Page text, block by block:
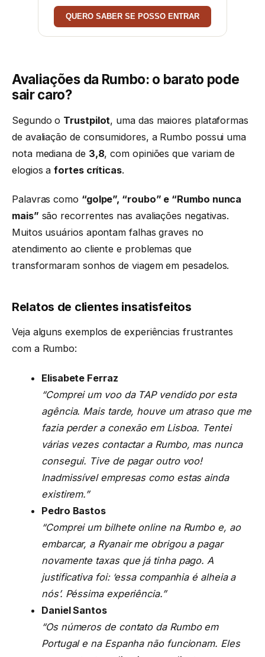
QUERO SABER SE POSSO ENTRAR
Avaliações da Rumbo: o barato pode
sair caro?
Segundo o Trustpilot, uma das maiores plataformas
de avaliação de consumidores, a Rumbo possui uma
nota mediana de 3,8, com opiniões que variam de
elogios afortes críticas.
Palavras como “golpe”, “roubo” e “Rumbo nunca
mais” são recorrentes nas avaliações negativas.
Muitos usuários apontam falhas graves no
atendimento ao cliente e problemas que
transformaram sonhos de viagem em pesadelos.
Relatos de clientes insatisfeitos
Veja alguns exemplos de experiências frustrantes
com a Rumbo:
Elisabete Ferraz
“Comprei um voo da TAP vendido por esta
agência. Mais tarde, houve um atraso que me
fazia perder a conexão em Lisboa. Tentei
várias vezes contactar a Rumbo, mas nunca
consegui. Tive de pagar outro voo!
Inadmissível empresas como estas ainda
existirem.”
Pedro Bastos
“Comprei um bilhete online na Rumbo e, ao
embarcar, a Ryanair me obrigou a pagar
novamente taxas que já tinha pago. A
justificativa foi: ‘essa companhia é alheia a
nós’. Péssima experiência.”
Daniel Santos
“Os números de contato da Rumbo em
Portugal e na Espanha não funcionam. Eles